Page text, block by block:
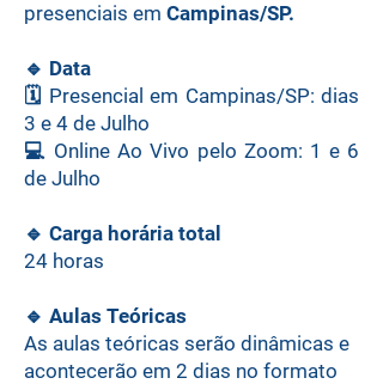
presenciais em Campinas/SP.
🔹 Data
🗓️ Presencial em Campinas/SP: dias
3 e 4 de Julho
💻 Online Ao Vivo pelo Zoom: 1 e 6
de Julho
🔹 Carga horária total
24 horas
🔹 Aulas Teóricas
As aulas teóricas serão dinâmicas e
acontecerão em 2 dias no formato